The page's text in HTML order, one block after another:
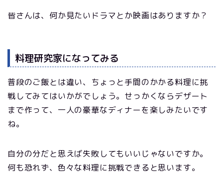
皆さんは、何か見たいドラマとか映画はありますか？
料理研究家になってみる
普段のご飯とは違い、ちょっと手間のかかる料理に挑
戦してみてはいかがでしょう。せっかくならデザート
まで作って、一人の豪華なディナーを楽しみたいです
ね。
自分の分だと思えば失敗してもいいじゃないですか。
何も恐れず、色々な料理に挑戦できると思います。